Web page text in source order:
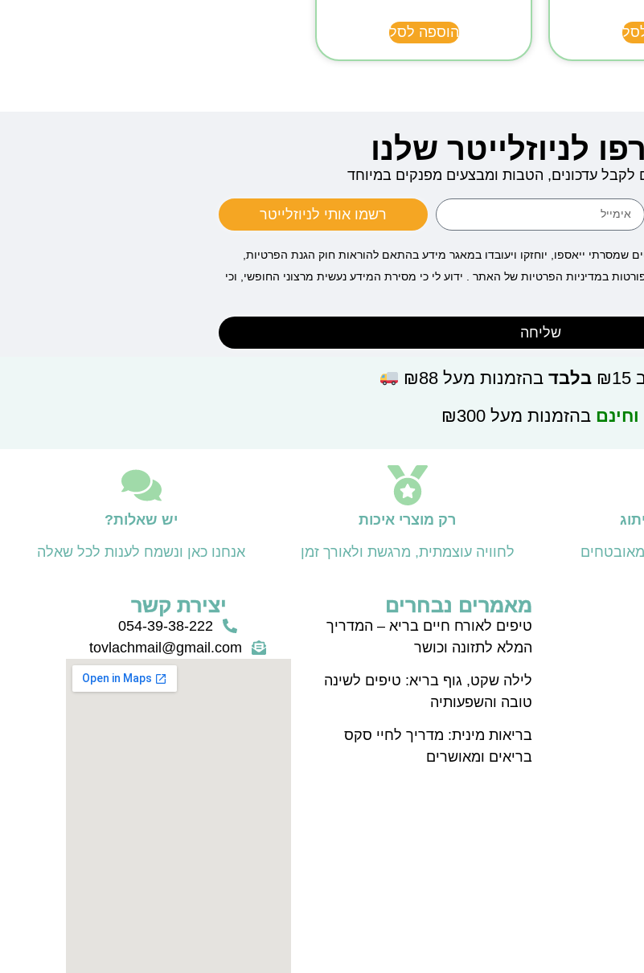
הוספה לסל
לניוזלייטר שלנו
לקבל עדכונים, הטבות ומבצעים מפנקים במיוחד
רשמו אותי לניוזלייטר
שמסרתי ייאספו, יוחזקו ויעובדו במאגר מידע בהתאם להוראות חוק הגנת הפרטיות,
13), ולמטרות המפורטות במדיניות הפרטיות של האתר . ידוע לי כי מסירת המידע נעשית מרצוני החופשי, וכי
שליחה
בלבדבהזמנות מעל ₪88
וחינם בהזמנות מעל ₪300
רק מוצרי איכות
לחוויה עוצמתית, מרגשת ולאורך זמן
יש שאלות?
אנחנו כאן ונשמח לענות לכל שאלה
מאמרים נבחרים
טיפים לאורח חיים בריא – המדריך
המלא לתזונה וכושר
לילה שקט, גוף בריא: טיפים לשינה
טובה והשפעותיה
בריאות מינית: מדריך לחיי סקס
בריאים ומאושרים
יצירת קשר
054-39-38-222
tovlachmail@gmail.com